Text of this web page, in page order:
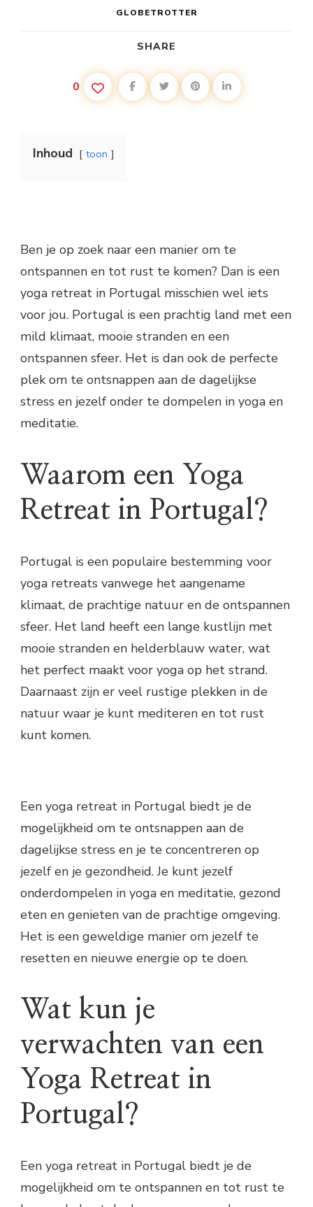
GLOBETROTTER
SHARE
0
Inhoud toon
Ben je op zoek naar een manier om te
ontspannen en tot rust te komen? Dan is een
yoga retreat in Portugal misschien wel iets
voor jou. Portugal is een prachtig land met een
mild klimaat, mooie stranden en een
ontspannen sfeer. Het is dan ook de perfecte
plek om te ontsnappen aan de dagelijkse
stress en jezelf onder te dompelen in yoga en
meditatie.
Waarom een Yoga
Retreat in Portugal?
Portugal is een populaire bestemming voor
yoga retreats vanwege het aangename
klimaat, de prachtige natuur en de ontspannen
sfeer. Het land heeft een lange kustlijn met
mooie stranden en helderblauw water, wat
het perfect maakt voor yoga op het strand.
Daarnaast zijn er veel rustige plekken in de
natuur waar je kunt mediteren en tot rust
kunt komen.
Een yoga retreat in Portugal biedt je de
mogelijkheid om te ontsnappen aan de
dagelijkse stress en je te concentreren op
jezelf en je gezondheid. Je kunt jezelf
onderdompelen in yoga en meditatie, gezond
eten en genieten van de prachtige omgeving.
Het is een geweldige manier om jezelf te
resetten en nieuwe energie op te doen.
Wat kun je
verwachten van een
Yoga Retreat in
Portugal?
Een yoga retreat in Portugal biedt je de
mogelijkheid om te ontspannen en tot rust te